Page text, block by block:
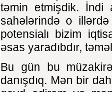
təmin etmişdik. İndi
sahələrində o illərdə
potensialı bizim
əsas yaradıbdır,
Bu gün bu
danışdıq. Mən bir